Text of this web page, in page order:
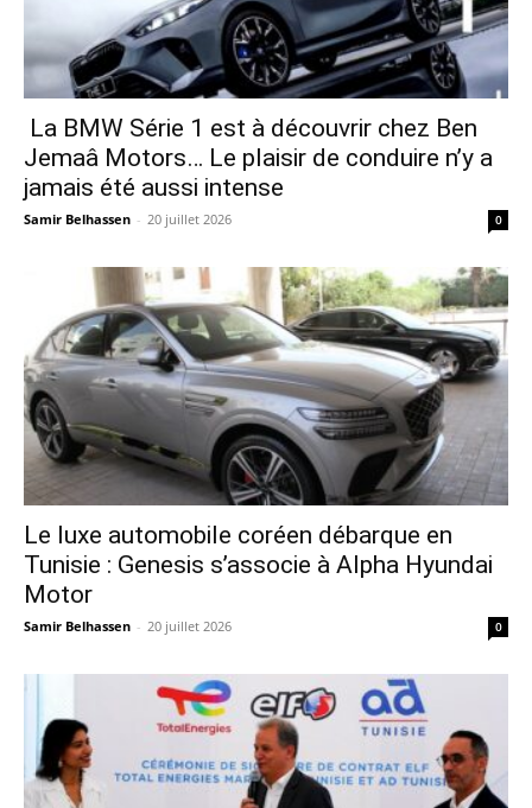
La BMW Série 1 est à découvrir chez Ben
Jemaâ Motors… Le plaisir de conduire n’y a
jamais été aussi intense
Samir Belhassen - 20 juillet 2026 0
Le luxe automobile coréen débarque en
Tunisie : Genesis s’associe à Alpha Hyundai
Motor
Samir Belhassen - 20 juillet 2026 0